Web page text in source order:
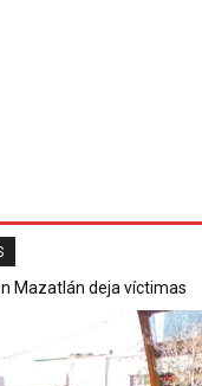
deja víctimas
blanco en operativo